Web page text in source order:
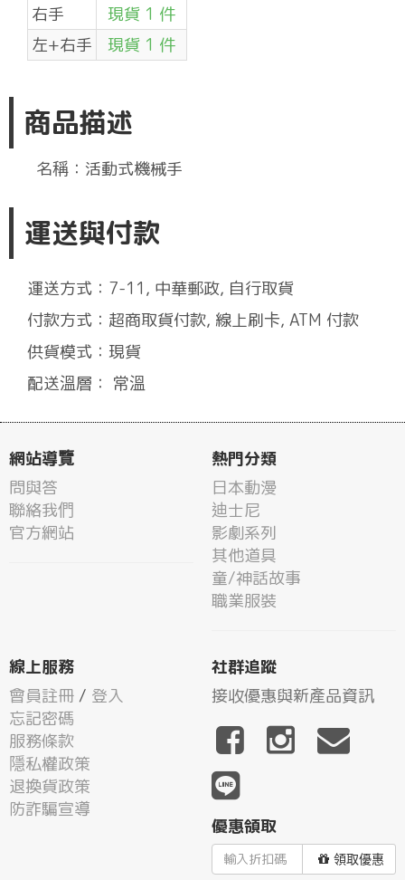
右手
現貨 1 件
左+右手
現貨 1 件
商品描述
名稱：活動式機械手
運送與付款
運送方式：7-11, 中華郵政, 自行取貨
付款方式：超商取貨付款, 線上刷卡, ATM 付款
供貨模式：現貨
配送溫層： 常溫
網站導覽
問與答
聯絡我們
官方網站
熱門分類
日本動漫
迪士尼
影劇系列
其他道具
童/神話故事
職業服裝
線上服務
會員註冊 / 登入
忘記密碼
服務條款
隱私權政策
退換貨政策
防詐騙宣導
社群追蹤
接收優惠與新產品資訊
優惠領取
領取優惠